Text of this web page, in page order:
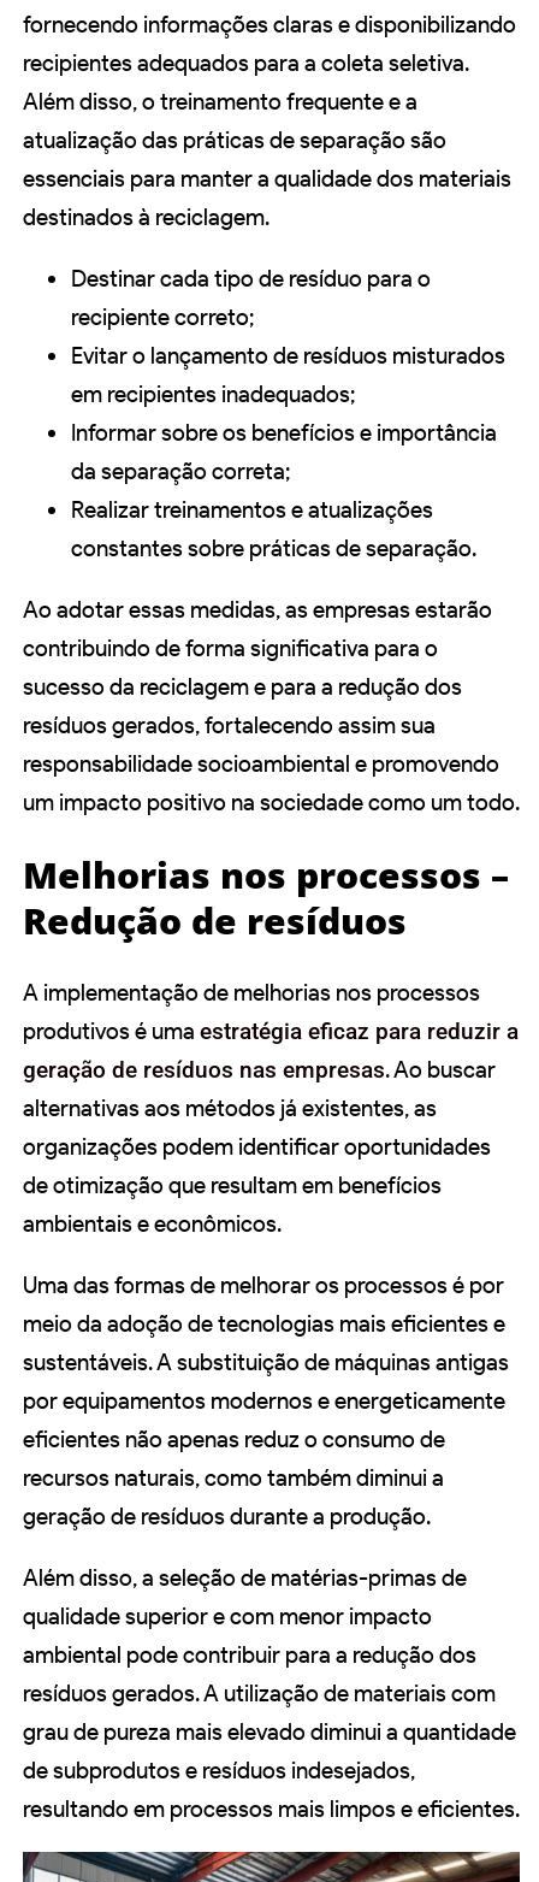
fornecendo informações claras e disponibilizando
recipientes adequados para a coleta seletiva.
Além disso, o treinamento frequente e a
atualização das práticas de separação são
essenciais para manter a qualidade dos materiais
destinados à reciclagem.
Destinar cada tipo de resíduo para o
recipiente correto;
Evitar o lançamento de resíduos misturados
em recipientes inadequados;
Informar sobre os benefícios e importância
da separação correta;
Realizar treinamentos e atualizações
constantes sobre práticas de separação.
Ao adotar essas medidas, as empresas estarão
contribuindo de forma significativa para o
sucesso da reciclagem e para a redução dos
resíduos gerados, fortalecendo assim sua
responsabilidade socioambiental e promovendo
um impacto positivo na sociedade como um todo.
Melhorias nos processos –
Redução de resíduos
A implementação de melhorias nos processos
produtivos é uma estratégia eficaz para reduzir a
geração de resíduos nas empresas. Ao buscar
alternativas aos métodos já existentes, as
organizações podem identificar oportunidades
de otimização que resultam em benefícios
ambientais e econômicos.
Uma das formas de melhorar os processos é por
meio da adoção de tecnologias mais eficientes e
sustentáveis. A substituição de máquinas antigas
por equipamentos modernos e energeticamente
eficientes não apenas reduz o consumo de
recursos naturais, como também diminui a
geração de resíduos durante a produção.
Além disso, a seleção de matérias-primas de
qualidade superior e com menor impacto
ambiental pode contribuir para a redução dos
resíduos gerados. A utilização de materiais com
grau de pureza mais elevado diminui a quantidade
de subprodutos e resíduos indesejados,
resultando em processos mais limpos e eficientes.